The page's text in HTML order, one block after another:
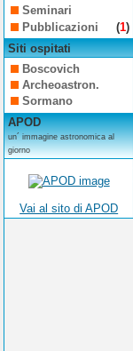
Seminari
Pubblicazioni
(1)
Siti ospitati
Boscovich
Archeoastron.
Sormano
APOD
un´ immagine astronomica al
giorno
Vai al sito di APOD